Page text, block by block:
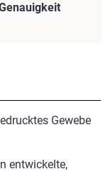
Gewebe
entwickelte,